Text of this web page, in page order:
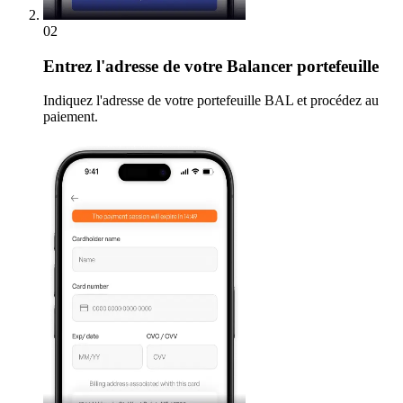
02
Entrez l'adresse de votre Balancer portefeuille
Indiquez l'adresse de votre portefeuille BAL et procédez au
paiement.